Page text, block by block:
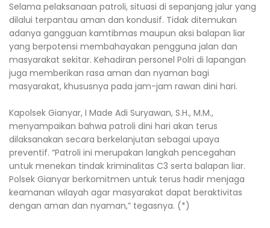
Selama pelaksanaan patroli, situasi di sepanjang jalur yang
dilalui terpantau aman dan kondusif. Tidak ditemukan
adanya gangguan kamtibmas maupun aksi balapan liar
yang berpotensi membahayakan pengguna jalan dan
masyarakat sekitar. Kehadiran personel Polri di lapangan
juga memberikan rasa aman dan nyaman bagi
masyarakat, khususnya pada jam-jam rawan dini hari.
Kapolsek Gianyar, I Made Adi Suryawan, S.H., M.M.,
menyampaikan bahwa patroli dini hari akan terus
dilaksanakan secara berkelanjutan sebagai upaya
preventif. “Patroli ini merupakan langkah pencegahan
untuk menekan tindak kriminalitas C3 serta balapan liar.
Polsek Gianyar berkomitmen untuk terus hadir menjaga
keamanan wilayah agar masyarakat dapat beraktivitas
dengan aman dan nyaman,” tegasnya. (*)